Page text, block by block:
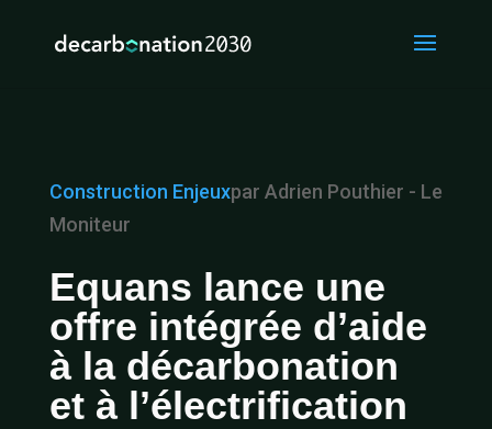
Construction Enjeuxpar Adrien Pouthier - Le
Moniteur
Equans lance une
offre intégrée d’aide
à la décarbonation
et à l’électrification